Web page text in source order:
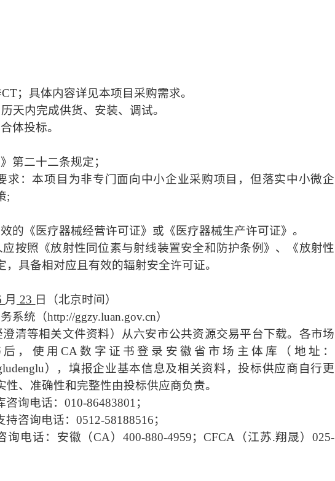
；具体内容详见本项目采购需求。
天内完成供货、安装、调试。
体投标。
第二十二条规定；
求：本项目为非专门面向中小企业采购项目，但落实中小微企
;
的《医疗器械经营许可证》或《医疗器械生产许可证》。
按照《放射性同位素与射线装置安全和防护条例》、《放射性
具备相对应且有效的辐射安全许可证。
月 23 日
（北京时间）
统（http://ggzy.luan.gov.cn）
清等相关文件资料）从六安市公共资源交易平台下载。 各市场
，使用CA数字证书登录安徽省市场主体库（地址：
），填报企业基本信息及相关资料，投标供应商自行更
、准确性和完整性由投标供应商负责。
咨询电话：010-86483801；
持咨询电话：0512-58188516；
电话：安徽（CA）400-880-4959；CFCA（江苏.翔晟）025-